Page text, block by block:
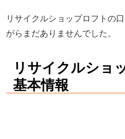
リサイクルショップロフトの
がらまだありませんでした。
リサイクルショ
基本情報